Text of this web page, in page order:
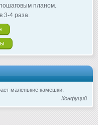
планом.
3-4 раза.
маленькие камешки.
Конфуций